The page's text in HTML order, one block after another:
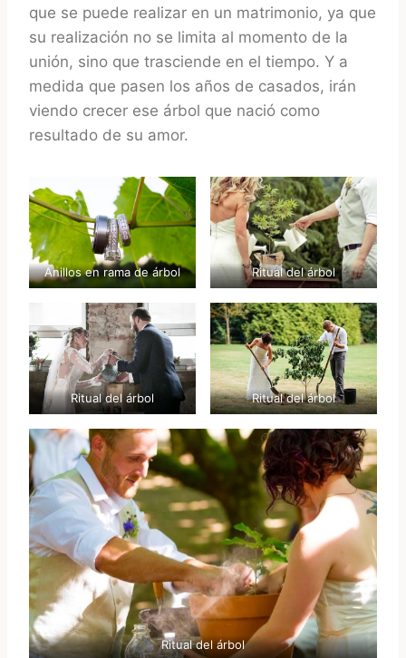
que se puede realizar en un matrimonio, ya que
su realización no se limita al momento de la
unión, sino que trasciende en el tiempo. Y a
medida que pasen los años de casados, irán
viendo crecer ese árbol que nació como
resultado de su amor.
Anillos en rama de árbol Ritual del árbol
Ritual del árbol Ritual del árbol
Ritual del árbol